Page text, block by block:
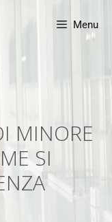
Menu
MINORE
SI